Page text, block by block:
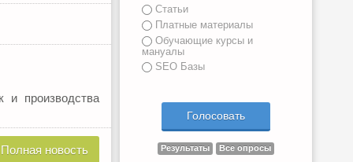
и производства
Полная новость
Статьи
Платные материалы
Обучающие курсы и
мануалы
SEO Базы
Результаты Все опросы